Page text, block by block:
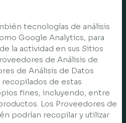
tecnologías de análisis
Google Analytics, para
la actividad en sus Sitios
de Análisis de
de Análisis de Datos
de estas
fines, incluyendo, entre
Los Proveedores de
podrían recopilar y utilizar